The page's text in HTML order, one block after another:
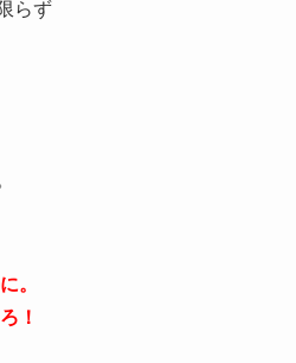
らず
。
！